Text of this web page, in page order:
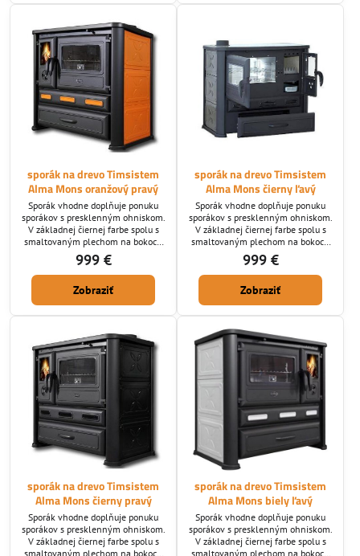
sporák na drevo Timsistem
Alma Mons oranžový pravý
Sporák vhodne doplňuje ponuku
sporákov s presklenným ohniskom.
V základnej čiernej farbe spolu s
smaltovaným plechom na bokoch
zapadne do akéhokoľvek interiéru.
Napojenie je pravé horné alebo
zadné a dá sa meniť.
999 €
Zobraziť
sporák na drevo Timsistem
Alma Mons čierny ľavý
Sporák vhodne doplňuje ponuku
sporákov s presklenným ohniskom.
V základnej čiernej farbe spolu s
smaltovaným plechom na bokoch
zapadne do akéhokoľvek interiéru.
Napojenie je ľavé horné alebo
zadné a dá sa meniť.
999 €
Zobraziť
sporák na drevo Timsistem
Alma Mons čierny pravý
Sporák vhodne doplňuje ponuku
sporákov s presklenným ohniskom.
V základnej čiernej farbe spolu s
smaltovaným plechom na bokoch
sporák na drevo Timsistem
Alma Mons biely ľavý
Sporák vhodne doplňuje ponuku
sporákov s presklenným ohniskom.
V základnej čiernej farbe spolu s
smaltovaným plechom na bokoch